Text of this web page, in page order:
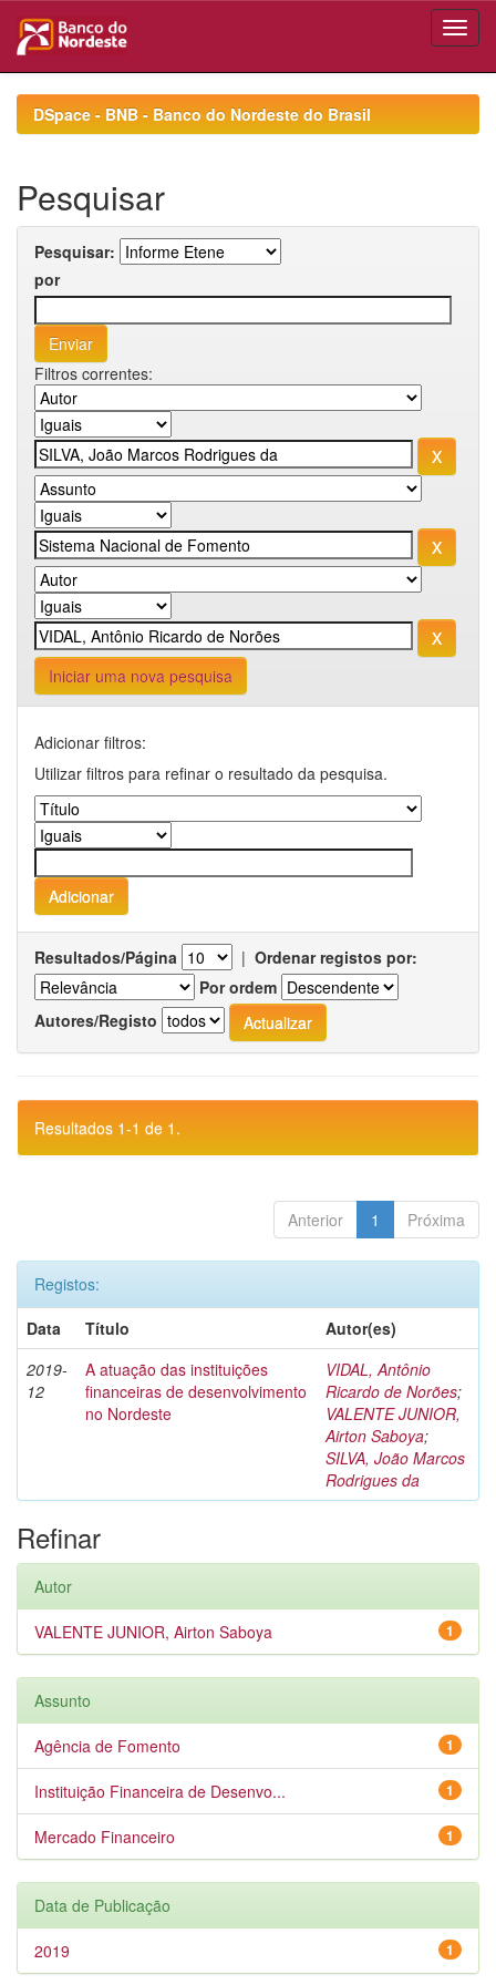
navigationDSpace - BNB - Banco do Nordeste do Brasil
Pesquisar
Pesquisar:
por
Filtros correntes:
Iniciar uma nova pesquisa
Adicionar filtros:
Utilizar filtros para refinar o resultado da pesquisa.
Resultados/Página | Ordenar registos por:
Por ordem
Autores/Registo
Resultados 1-1 de 1.
Anterior 1 Próxima
Registos:
Data
Título
Autor(es)
2019-
12
A atuação das instituições
financeiras de desenvolvimento
no Nordeste
VIDAL, Antônio
Ricardo de Norões;
VALENTE JUNIOR,
Airton Saboya;
SILVA, João Marcos
Rodrigues da
Refinar
Autor
1
VALENTE JUNIOR, Airton Saboya
Assunto
1
Agência de Fomento
1
Instituição Financeira de Desenvo...
1
Mercado Financeiro
Data de Publicação
1
2019